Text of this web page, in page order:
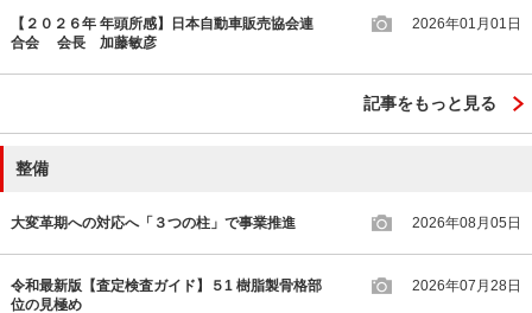
【２０２６年 年頭所感】日本自動車販売協会連
合会 会長 加藤敏彦
2026年01月01日
記事をもっと見る
整備
大変革期への対応へ「３つの柱」で事業推進 2026年08月05日
令和最新版【査定検査ガイド】５1 樹脂製骨格部
位の見極め
2026年07月28日